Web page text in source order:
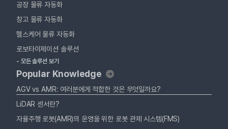
공장 물류 자동화
창고 물류 자동화
헬스케어 물류 자동화
로보타이제이션 솔루션
- 모든 솔루션 보기
Popular Knowledge
AGV vs AMR: 여러분에게 적합한 것은 무엇일까요?
LiDAR 센서란?
자율주행 로봇(AMR)의 운영을 위한 로봇 관제 시스템(FMS)